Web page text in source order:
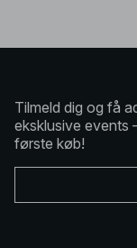
Tilmeld dig og få
eksklusive events
første køb!